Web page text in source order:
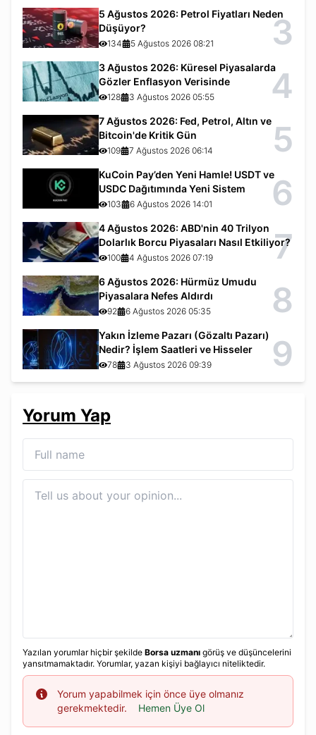
5 Ağustos 2026: Petrol Fiyatları Neden
Düşüyor?
134 5 Ağustos 2026 08:21 3
3 Ağustos 2026: Küresel Piyasalarda
Gözler Enflasyon Verisinde
128 3 Ağustos 2026 05:55 4
7 Ağustos 2026: Fed, Petrol, Altın ve
Bitcoin'de Kritik Gün
109 7 Ağustos 2026 06:14 5
KuCoin Pay’den Yeni Hamle! USDT ve
USDC Dağıtımında Yeni Sistem
103 6 Ağustos 2026 14:01 6
4 Ağustos 2026: ABD'nin 40 Trilyon
Dolarlık Borcu Piyasaları Nasıl Etkiliyor?
100 4 Ağustos 2026 07:19 7
6 Ağustos 2026: Hürmüz Umudu
Piyasalara Nefes Aldırdı
92 6 Ağustos 2026 05:35 8
Yakın İzleme Pazarı (Gözaltı Pazarı)
Nedir? İşlem Saatleri ve Hisseler
78 3 Ağustos 2026 09:39 9
Yorum Yap
Yazılan yorumlar hiçbir şekilde Borsa uzmanı görüş ve düşüncelerini
yansıtmamaktadır. Yorumlar, yazan kişiyi bağlayıcı niteliktedir.
Info
Yorum yapabilmek için önce üye olmanız
gerekmektedir.
Hemen Üye Ol